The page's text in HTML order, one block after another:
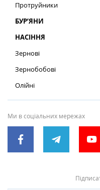
Протруйники
БУР’ЯНИ
НАСІННЯ
Зернові
Зернобобові
Олійні
Ми в соціальних мережах